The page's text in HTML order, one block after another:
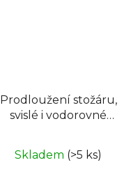
Prodloužení stožáru,
svislé i vodorovné
Skladem (>5 ks)